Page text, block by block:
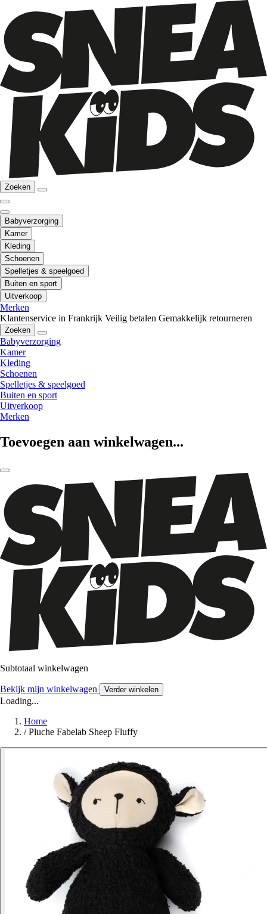
Zoeken
Babyverzorging
Kamer
Kleding
Schoenen
Spelletjes & speelgoed
Buiten en sport
Uitverkoop
Merken
Klantenservice in Frankrijk Veilig betalen Gemakkelijk retourneren
Zoeken
Babyverzorging
Kamer
Kleding
Schoenen
Spelletjes & speelgoed
Buiten en sport
Uitverkoop
Merken
Toevoegen aan winkelwagen...
Subtotaal winkelwagen
Bekijk mijn winkelwagen Verder winkelen
Loading...
Home
/ Pluche Fabelab Sheep Fluffy